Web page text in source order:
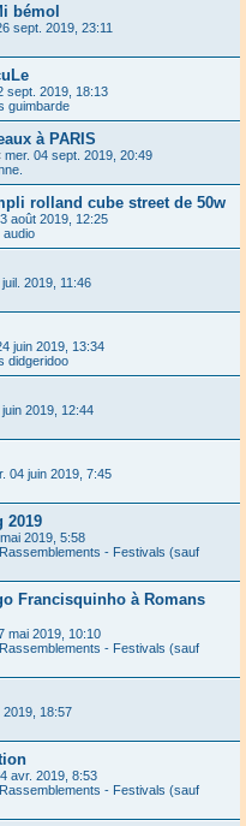
bémol
sept. 2019, 23:11
sept. 2019, 18:13
guimbarde
à PARIS
mer. 04 sept. 2019, 20:49
rolland cube street de 50w
août 2019, 12:25
audio
2019, 11:46
juin 2019, 13:34
didgeridoo
2019, 12:44
04 juin 2019, 7:45
2019
2019, 5:58
- Festivals (sauf
Francisquinho à Romans
mai 2019, 10:10
- Festivals (sauf
2019, 18:57
avr. 2019, 8:53
- Festivals (sauf